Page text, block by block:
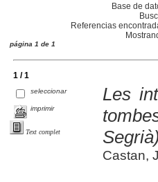
Base de
Referencias
página 1 de 1
1 / 1
seleccionar
imprimir
Text complet
Les
Castan,